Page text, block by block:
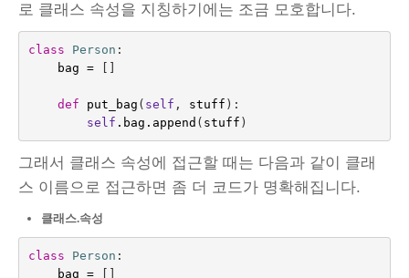
로 클래스 속성을 지칭하기에는 조금 모호합니다.
class Person :
bag = []
def put_bag ( self , stuff ):
self . bag . append ( stuff )
그래서 클래스 속성에 접근할 때는 다음과 같이 클래
스 이름으로 접근하면 좀 더 코드가 명확해집니다.
클래스.속성
class Person :
bag = []